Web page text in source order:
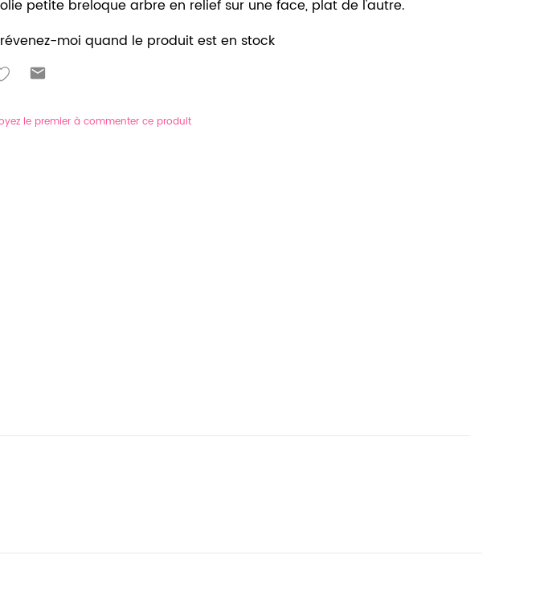
petite breloque arbre en relief sur une face, plat de l'autre.
moi quand le produit est en stock
le premier à commenter ce produit